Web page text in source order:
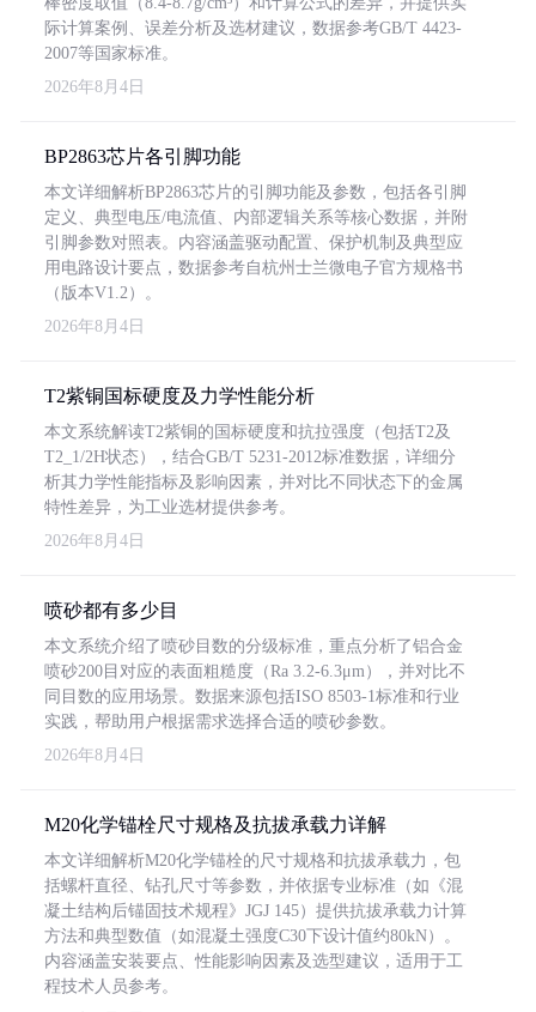
际计算案例、误差分析及选材建议，数据参考GB/T 4423-
2007等国家标准。
2026年8月4日
BP2863芯片各引脚功能
本文详细解析BP2863芯片的引脚功能及参数，包括各引脚
定义、典型电压/电流值、内部逻辑关系等核心数据，并附
引脚参数对照表。内容涵盖驱动配置、保护机制及典型应
用电路设计要点，数据参考自杭州士兰微电子官方规格书
（版本V1.2）。
2026年8月4日
T2紫铜国标硬度及力学性能分析
本文系统解读T2紫铜的国标硬度和抗拉强度（包括T2及
T2_1/2H状态），结合GB/T 5231-2012标准数据，详细分
析其力学性能指标及影响因素，并对比不同状态下的金属
特性差异，为工业选材提供参考。
2026年8月4日
喷砂都有多少目
本文系统介绍了喷砂目数的分级标准，重点分析了铝合金
喷砂200目对应的表面粗糙度（Ra 3.2-6.3μm），并对比不
同目数的应用场景。数据来源包括ISO 8503-1标准和行业
实践，帮助用户根据需求选择合适的喷砂参数。
2026年8月4日
M20化学锚栓尺寸规格及抗拔承载力详解
本文详细解析M20化学锚栓的尺寸规格和抗拔承载力，包
括螺杆直径、钻孔尺寸等参数，并依据专业标准（如《混
凝土结构后锚固技术规程》JGJ 145）提供抗拔承载力计算
方法和典型数值（如混凝土强度C30下设计值约80kN）。
内容涵盖安装要点、性能影响因素及选型建议，适用于工
程技术人员参考。